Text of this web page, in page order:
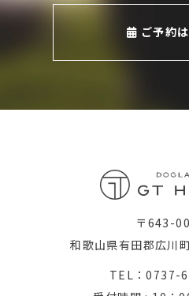
ご予約
〒643-
和歌山県有田郡広川
TEL：0737-